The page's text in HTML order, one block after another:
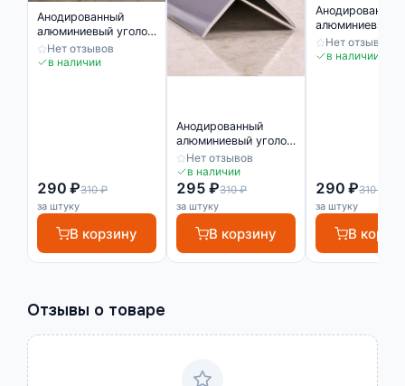
Анодированный
алюминиевый уголок
10х10 Серебро
Матовый
Нет отзывов
в наличии
290 ₽310 ₽
за штуку
В корзину
Анодированный
алюминиевый уголок
10х10 Серебро
глянец
Нет отзывов
в наличии
295 ₽310 ₽
за штуку
В корзину
Анодированный
алюминиевый
10х10 Серебро
Матовый
Нет отзывов
в наличии
290 ₽310 ₽
за штуку
В
Отзывы о товаре